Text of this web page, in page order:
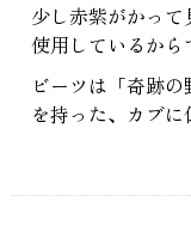
少し赤紫がかっ
使用しているから
ビーツは「奇跡
を持った、カブに